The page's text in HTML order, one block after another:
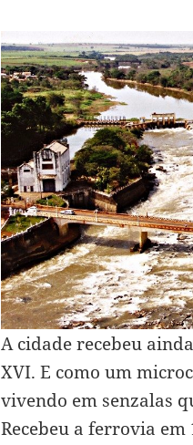
A cidade recebeu
XVI. E como um
vivendo em senzalas
Recebeu a ferrovia